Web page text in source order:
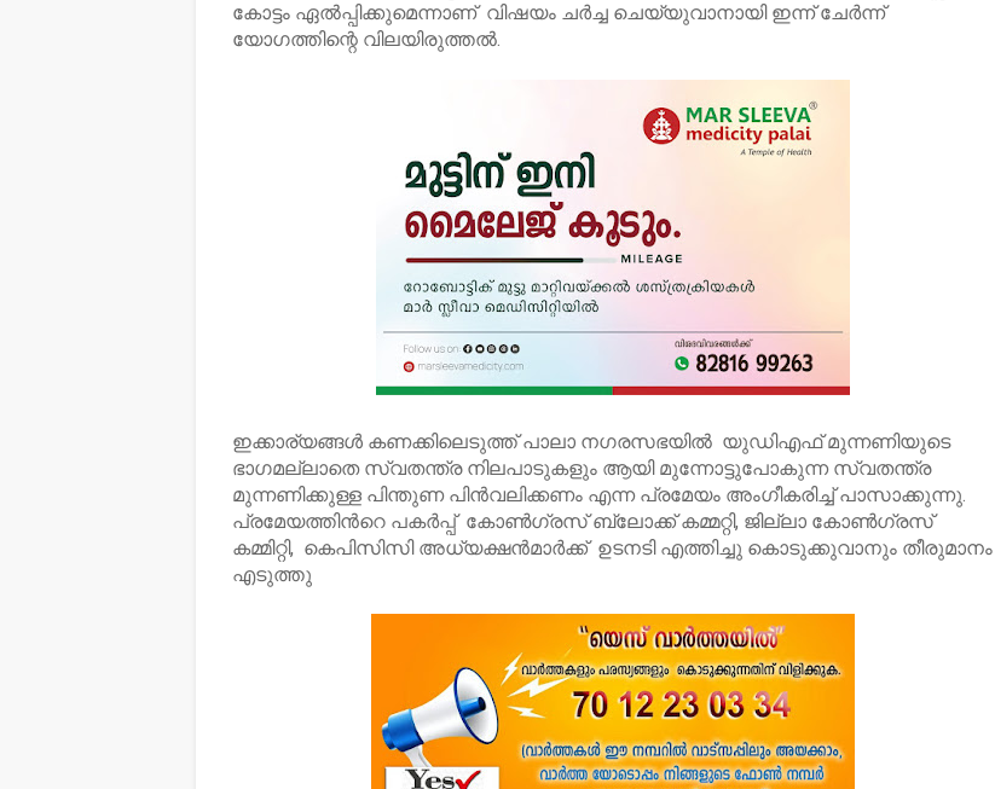
കോട്ടം ഏൽപ്പിക്കുമെന്നാണ് വിഷയം ചർച്ച ചെയ്യുവാനായി ഇന്ന് ചേർന്ന്
യോഗത്തിന്റെ വിലയിരുത്തൽ.
ഇക്കാര്യങ്ങൾ കണക്കിലെടുത്ത് പാലാ നഗരസഭയിൽ യുഡിഎഫ് മുന്നണിയുടെ
ഭാഗമല്ലാതെ സ്വതന്ത്ര നിലപാടുകളും ആയി മുന്നോട്ടുപോകുന്ന സ്വതന്ത്ര
മുന്നണിക്കുള്ള പിന്തുണ പിൻവലിക്കണം എന്ന പ്രമേയം അംഗീകരിച്ച് പാസാക്കുന്നു.
പ്രമേയത്തിൻറെ പകർപ്പ് കോൺഗ്രസ് ബ്ലോക്ക് കമ്മറ്റി, ജില്ലാ കോൺഗ്രസ്
കമ്മിറ്റി, കെപിസിസി അധ്യക്ഷൻമാർക്ക് ഉടനടി എത്തിച്ചു കൊടുക്കുവാനും തീരുമാനം
എടുത്തു